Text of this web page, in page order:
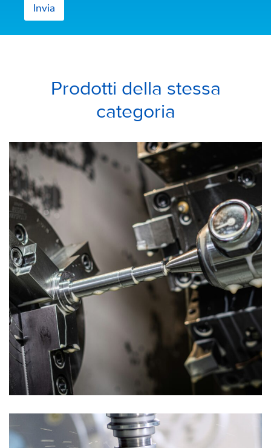
Invia
Prodotti della stessa
categoria
Fresatura 5 assi
FRESATURA